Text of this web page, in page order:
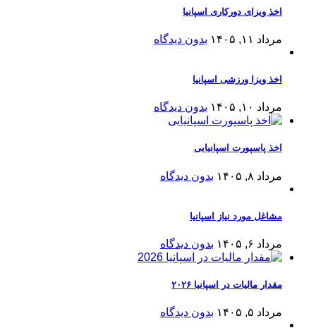
اخذ ویزای دورکاری اسپانیا
مرداد ۱۱, ۱۴۰۵ بدون دیدگاه
اخذ ویزا ورزشی اسپانیا
مرداد ۱۰, ۱۴۰۵ بدون دیدگاه
اخذ پاسپورت اسپانیایی
مرداد ۸, ۱۴۰۵ بدون دیدگاه
مشاغل مورد نیاز اسپانیا
مرداد ۶, ۱۴۰۵ بدون دیدگاه
مقدار مالیات در اسپانیا ۲۰۲۶
مرداد ۵, ۱۴۰۵ بدون دیدگاه